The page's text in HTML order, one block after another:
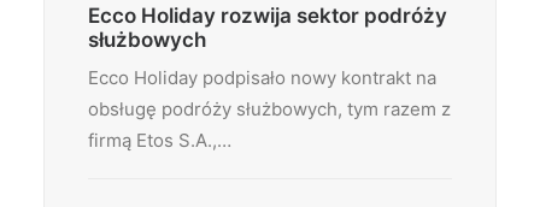
Ecco Holiday rozwija sektor podróży
służbowych
Ecco Holiday podpisało nowy kontrakt na
obsługę podróży służbowych, tym razem z
firmą Etos S.A.,…